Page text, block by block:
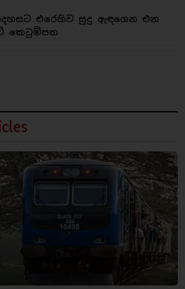
එරෙහිව සුදු ඇඳගෙන එන
කෙටුම්පත